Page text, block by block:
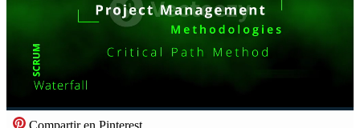
Compartir en Pinterest